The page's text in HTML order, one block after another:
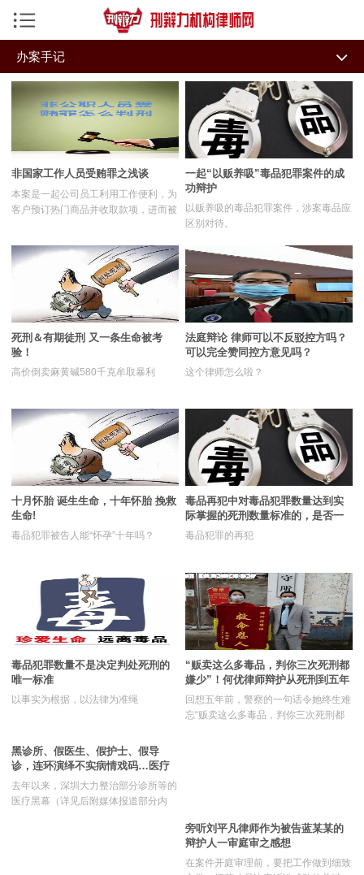
办案手记
全部 辩护词鉴赏
随想杂谈
办案手记 学术文章
法律论证书
非国家工作人员受贿罪之浅谈
本案是一起公司员工利用工作便利，为
客户预订热门商品并收取款项，进而被
为非国家工作人员受贿罪，还是部分行
为仅属违规违纪产生了重大分歧。本文
将通过对本案的深入剖析，探讨非国家
工作人员受贿罪中利用职务便利与为他
人谋取利益两大构成要件的实质内涵及
司法认定标准。
一起“以贩养吸”毒品犯罪案件的成
功辩护
以贩养吸的毒品犯罪案件，涉案毒品应
区别对待。
死刑＆有期徒刑 又一条生命被考
验！
高价倒卖麻黄碱580千克牟取暴利
法庭辩论 律师可以不反驳控方吗？
可以完全赞同控方意见吗？
这个律师怎么啦？
十月怀胎 诞生生命，十年怀胎 挽救
生命!
毒品犯罪被告人能“怀孕”十年吗？
毒品再犯中对毒品犯罪数量达到实
际掌握的死刑数量标准的，是否一
律判处死刑立即执行?
毒品犯罪的再犯
毒品犯罪数量不是决定判处死刑的
唯一标准
以事实为根据，以法律为准绳
“贩卖这么多毒品，判你三次死刑都
嫌少”！何优律师辩护从死刑到五年
出狱
回想五年前，警察的一句话令她终生难
忘“贩卖这么多毒品，判你三次死刑都
属做好了锦旗今天当面赠送。
黑诊所、假医生、假护士、假导
诊，连环演绎不实病情戏码…医疗
机构人员此类涉嫌犯罪行
去年以来，深圳大力整治部分诊所等的
医疗黑幕（详见后附媒体报道部分内
旁听刘平凡律师作为被告蓝某某的
辩护人一审庭审之感想
在案件开庭审理前，要把工作做到细致
返回首页
私募危机处理研究中心
今日热点
律小牛系统
成功案例
律师文集
业务专长
机构足迹
刑辩常识
罪名档案
新法速递